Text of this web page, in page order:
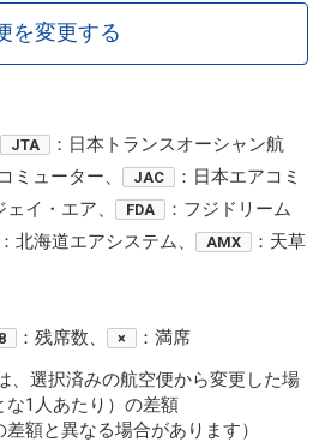
を変更する
JTA
：日本トランスオーシャン航
ミューター、 JAC
：日本エアコミ
ェイ・エア、 FDA
：フジドリーム
：北海道エアシステム、 AMX
：天草
：残席数、 ×
：満席
、選択済みの航空便から変更した場
1人あたり）の差額
差額と異なる場合があります）